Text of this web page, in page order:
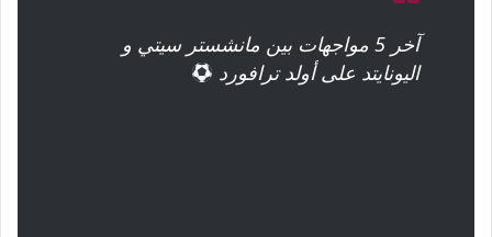
آخر 5 مواجهات بين مانشستر سيتي و
اليونايتد على أولد ترافورد